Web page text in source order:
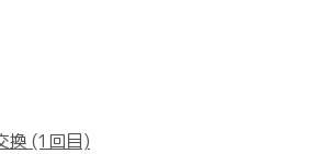
換 (1回目)